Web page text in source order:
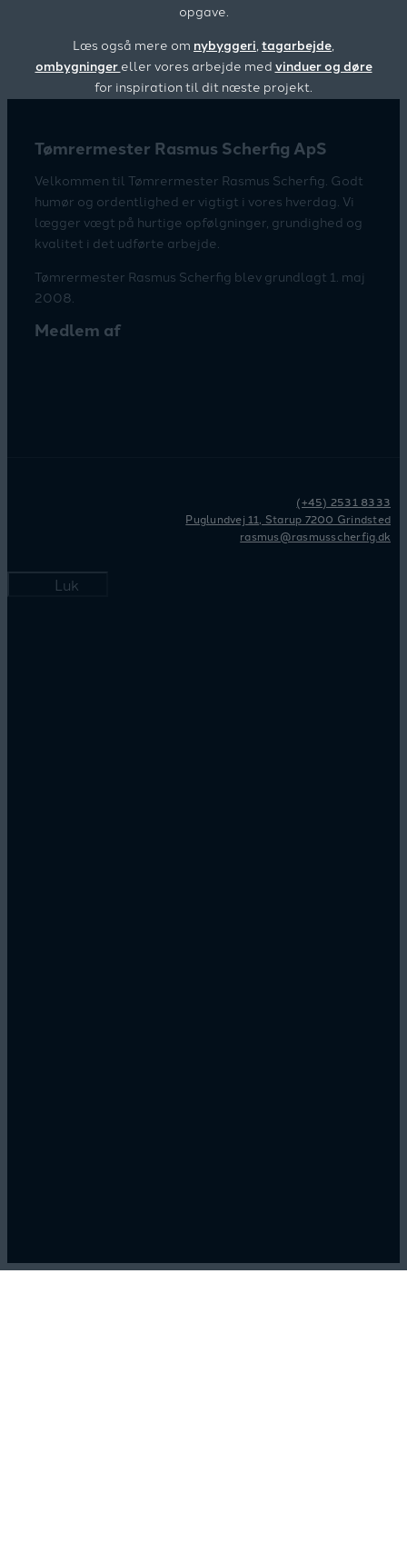
opgave.
Læs også mere om nybyggeri tagarbejde
ombygninger eller vores arbejde med vinduer og døre
for inspiration til dit næste projekt.
Tømrermester Rasmus Scherfig ApS
Velkommen til Tømrermester Rasmus Scherfig. Godt
humør og ordentlighed er vigtigt i vores hverdag. Vi
lægger vægt på hurtige opfølgninger, grundighed og
kvalitet i det udførte arbejde.
Tømrermester Rasmus Scherfig blev grundlagt 1. maj
2008.
Medlem af
(+45) 2531 8333
Puglundvej 11, Starup 7200 Grindsted
rasmus@rasmusscherfig.dk
Luk